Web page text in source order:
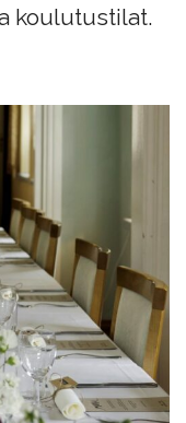
koulutustilat.